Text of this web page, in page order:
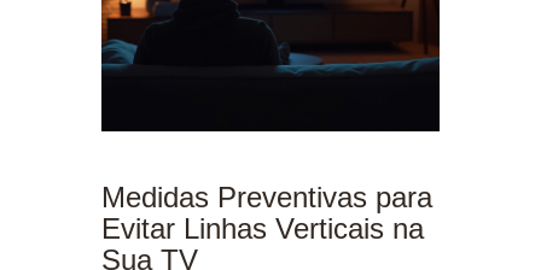
Medidas Preventivas para
Evitar Linhas Verticais na
Sua TV